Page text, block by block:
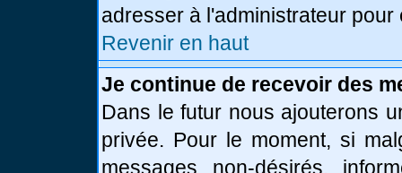
adresser à l'administrateur
Revenir en haut
Je continue de recevoir des
Dans le futur nous ajouterons
privée. Pour le moment, si
messages non-désirés,